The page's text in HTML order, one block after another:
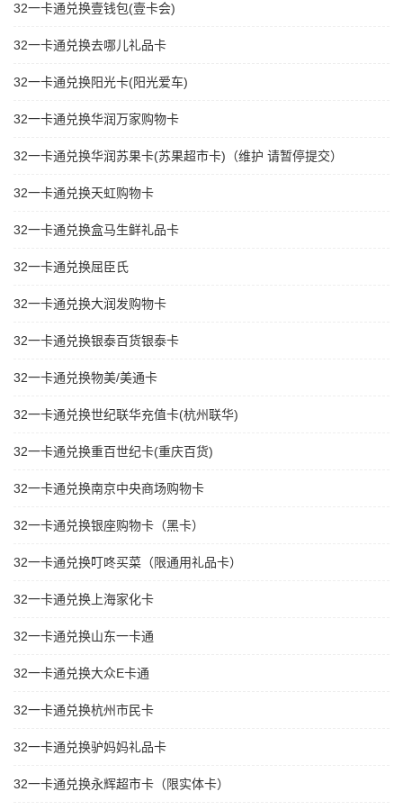
32一卡通兑换壹钱包(壹卡会)
32一卡通兑换去哪儿礼品卡
32一卡通兑换阳光卡(阳光爱车)
32一卡通兑换华润万家购物卡
32一卡通兑换华润苏果卡(苏果超市卡)（维护 请暂停提交）
32一卡通兑换天虹购物卡
32一卡通兑换盒马生鲜礼品卡
32一卡通兑换屈臣氏
32一卡通兑换大润发购物卡
32一卡通兑换银泰百货银泰卡
32一卡通兑换物美/美通卡
32一卡通兑换世纪联华充值卡(杭州联华)
32一卡通兑换重百世纪卡(重庆百货)
32一卡通兑换南京中央商场购物卡
32一卡通兑换银座购物卡（黑卡）
32一卡通兑换叮咚买菜（限通用礼品卡）
32一卡通兑换上海家化卡
32一卡通兑换山东一卡通
32一卡通兑换大众E卡通
32一卡通兑换杭州市民卡
32一卡通兑换驴妈妈礼品卡
32一卡通兑换永辉超市卡（限实体卡）